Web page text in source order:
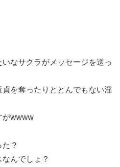
なサクラがメッセージを送っ
を奪ったりととんでもない淫
がwwww
？
んでしょ？